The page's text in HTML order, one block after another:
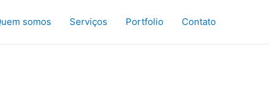
somos Serviços Portfolio Contato